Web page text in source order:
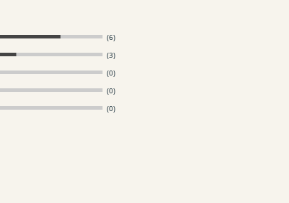
(6)
(3)
(0)
(0)
(0)